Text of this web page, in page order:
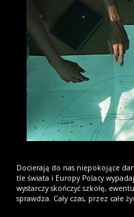
Docierają do nas niepokojące
tle świata i Europy Polacy
wystarczy skończyć szkołę,
sprawdza. Cały czas, przez całe